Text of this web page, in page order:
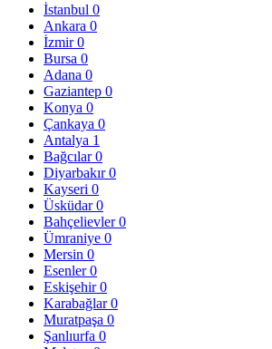
İstanbul 0
Ankara 0
İzmir0
Bursa 0
Adana 0
Gaziantep 0
Konya 0
Çankaya 0
Antalya 1
Bağcılar0
Diyarbakır0
Kayseri 0
Üsküdar0
Bahçelievler0
Ümraniye 0
Mersin 0
Esenler0
Eskişehir0
Karabağlar0
Muratpaşa 0
Şanlıurfa 0